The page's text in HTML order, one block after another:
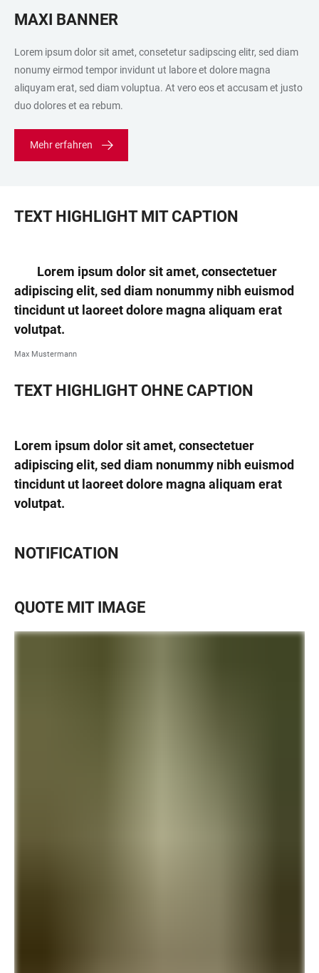
MAXI BANNER
Lorem ipsum dolor sit amet, consetetur sadipscing elitr, sed diam
nonumy eirmod tempor invidunt ut labore et dolore magna
aliquyam erat, sed diam voluptua. At vero eos et accusam et justo
duo dolores et ea rebum.
Mehr erfahren
TEXT HIGHLIGHT MIT CAPTION
Lorem ipsum dolor sit amet, consectetuer
adipiscing elit, sed diam nonummy nibh euismod
tincidunt ut laoreet dolore magna aliquam erat
volutpat.
Max Mustermann
TEXT HIGHLIGHT OHNE CAPTION
Lorem ipsum dolor sit amet, consectetuer
adipiscing elit, sed diam nonummy nibh euismod
tincidunt ut laoreet dolore magna aliquam erat
volutpat.
NOTIFICATION
QUOTE MIT IMAGE